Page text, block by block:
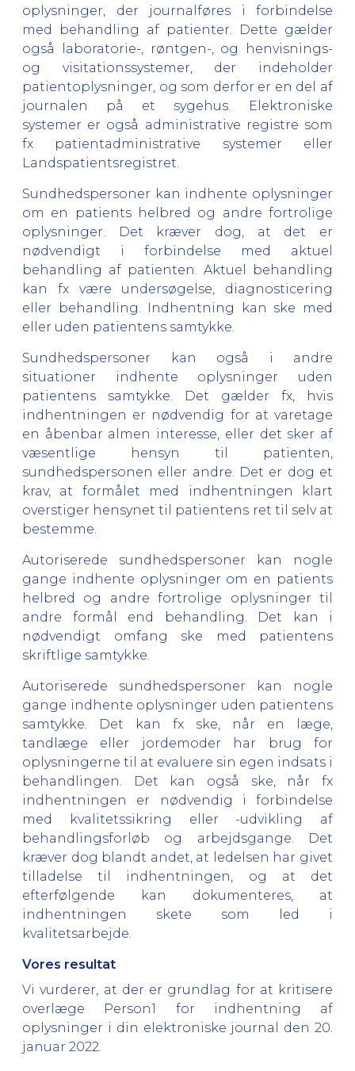
oplysninger, der journalføres i forbindelse
med behandling af patienter. Dette gælder
også laboratorie-, røntgen-, og henvisnings-
og visitationssystemer, der indeholder
patientoplysninger, og som derfor er en del af
journalen på et sygehus. Elektroniske
systemer er også administrative registre som
fx patientadministrative systemer eller
Landspatientsregistret.
Sundhedspersoner kan indhente oplysninger
om en patients helbred og andre fortrolige
oplysninger. Det kræver dog, at det er
nødvendigt i forbindelse med aktuel
behandling af patienten. Aktuel behandling
kan fx være undersøgelse, diagnosticering
eller behandling. Indhentning kan ske med
eller uden patientens samtykke.
Sundhedspersoner kan også i andre
situationer indhente oplysninger uden
patientens samtykke. Det gælder fx, hvis
indhentningen er nødvendig for at varetage
en åbenbar almen interesse, eller det sker af
væsentlige hensyn til patienten,
sundhedspersonen eller andre. Det er dog et
krav, at formålet med indhentningen klart
overstiger hensynet til patientens ret til selv at
bestemme.
Autoriserede sundhedspersoner kan nogle
gange indhente oplysninger om en patients
helbred og andre fortrolige oplysninger til
andre formål end behandling. Det kan i
nødvendigt omfang ske med patientens
skriftlige samtykke.
Autoriserede sundhedspersoner kan nogle
gange indhente oplysninger uden patientens
samtykke. Det kan fx ske, når en læge,
tandlæge eller jordemoder har brug for
oplysningerne til at evaluere sin egen indsats i
behandlingen. Det kan også ske, når fx
indhentningen er nødvendig i forbindelse
med kvalitetssikring eller -udvikling af
behandlingsforløb og arbejdsgange. Det
kræver dog blandt andet, at ledelsen har givet
tilladelse til indhentningen, og at det
efterfølgende kan dokumenteres, at
indhentningen skete som led i
kvalitetsarbejde.
Vores resultat
Vi vurderer, at der er grundlag for at kritisere
overlæge Person1 for indhentning af
oplysninger i din elektroniske journal den 20.
januar 2022.